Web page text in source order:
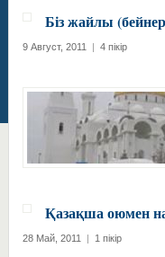
Біз жайлы
9 Август, 2011 | 4 пікір
Қазақша оюмен
28 Май, 2011 | 1 пікір